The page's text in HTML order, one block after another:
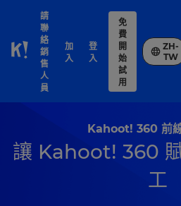
Skip to Page content
請
聯
絡
銷
售
人
員
加
入
登
入
免
費
開
始
試
用
ZH-
TW
Kahoot! 360 前
讓 Kahoot! 360
工